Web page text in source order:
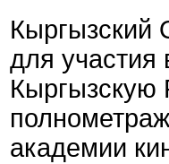
Кыргызский
для участия
Кыргызскую
академии